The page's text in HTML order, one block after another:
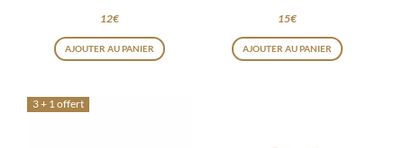
12€
AJOUTER AU PANIER
15€
AJOUTER AU PANIER
3 + 1 offert